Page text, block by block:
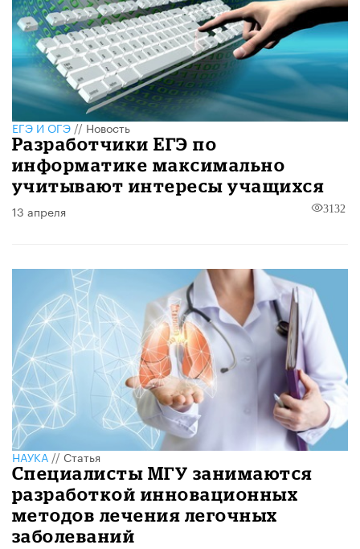
ЕГЭ И ОГЭ//Новость
Разработчики ЕГЭ по
информатике максимально
учитывают интересы учащихся
13 апреля 3132
НАУКА//Статья
Специалисты МГУ занимаются
разработкой инновационных
методов лечения легочных
заболеваний